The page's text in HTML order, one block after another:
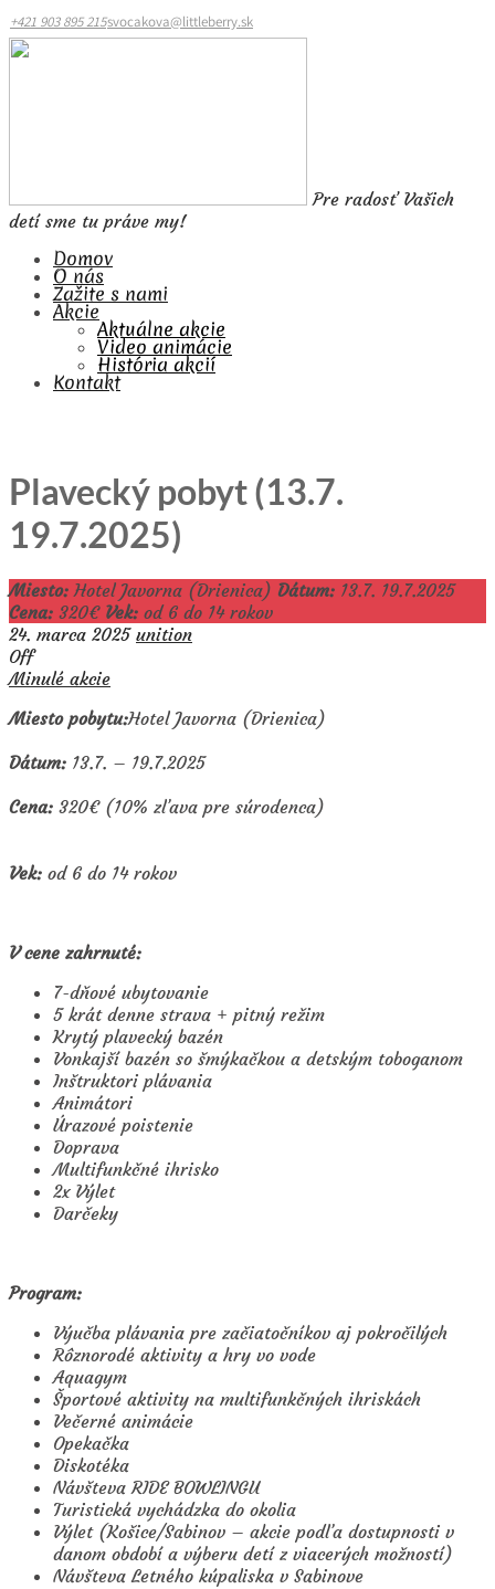
+421 903 895 215svocakova@littleberry.sk
Pre radosť Vašich
detí sme tu práve my!
Domov
O nás
Zažite s nami
Akcie
Aktuálne akcie
Video animácie
História akcií
Kontakt
Plavecký pobyt (13.7.
19.7.2025)
Miesto:Hotel Javorna (Drienica) Dátum: 13.7. 19.7.2025
Cena: 320€ Vek: od 6 do 14 rokov
24. marca 2025 unition
Off
Minulé akcie
Miesto pobytu:Hotel Javorna (Drienica)
Dátum: 13.7. – 19.7.2025
Cena: 320€ (10% zľava pre súrodenca)
Vek: od 6 do 14 rokov
V cene zahrnuté:
7-dňové ubytovanie
5 krát denne strava + pitný režim
Krytý plavecký bazén
Vonkajší bazén so šmýkačkou a detským toboganom
Inštruktori plávania
Animátori
Úrazové poistenie
Doprava
Multifunkčné ihrisko
2x Výlet
Darčeky
Program:
Výučba plávania pre začiatočníkov aj pokročilých
Rôznorodé aktivity a hry vo vode
Aquagym
Športové aktivity na multifunkčných ihriskách
Večerné animácie
Opekačka
Diskotéka
Návšteva RIDE BOWLINGU
Turistická vychádzka do okolia
Výlet (Košice/Sabinov – akcie podľa dostupnosti v
danom období a výberu detí z viacerých možností)
Návšteva Letného kúpaliska v Sabinove